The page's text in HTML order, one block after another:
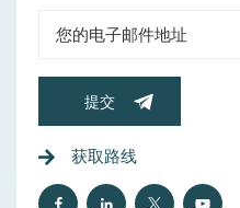
提交
获取路线